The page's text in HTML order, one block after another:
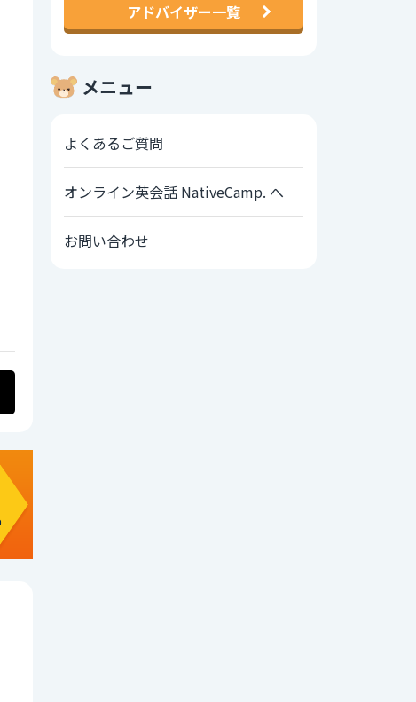
アドバイザー一覧
メニュー
よくあるご質問
オンライン英会話 NativeCamp. へ
お問い合わせ